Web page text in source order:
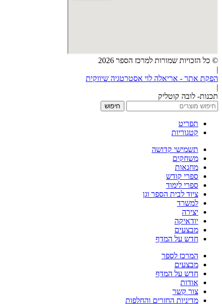
© כל הזכויות שמורות למרכז הספר 2026
|
הפקת אתר - אריאלה לוי אסטרטגיה שיווקית
|
תכנות- לובה קוטליק
חיפוש
תפריט
קטגוריות
תשמישי קדושה
משחקים
מחנאות
ספרי קודש
ספרי לימוד
ציוד לבית הספר וגן
למשרד
יצירה
יודאיקה
מבצעים
חדש על המדף
המרכז לספר
מבצעים
חדש על המדף
אודות
צור קשר
מדיניות החזרים והחלפות